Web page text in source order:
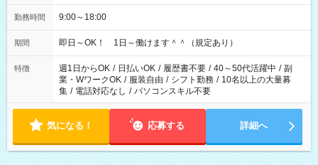
勤務時間 9:00～18:00
期間 即日～OK！ 1日～働けます＾＾（規定あり）
特徴 週1日からOK / 日払いOK / 履歴書不要 / 40～50代活躍中 / 副
業・WワークOK / 服装自由 / シフト勤務 / 10名以上の大量募
集 / 電話対応なし / パソコンスキル不要
気になる！ 応募する 詳細へ